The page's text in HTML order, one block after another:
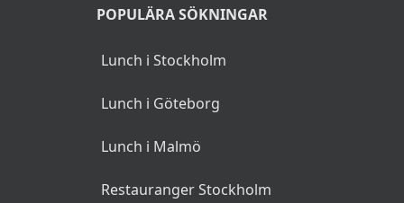
POPULÄRA SÖKNINGAR
Lunch i Stockholm
Lunch i Göteborg
Lunch i Malmö
Restauranger Stockholm